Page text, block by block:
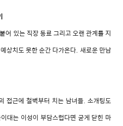
어 있는 직장 동료 그리고 오랜 관계를 지
상치도 못한 순간 다가온다. 새로운 만남
접근에 철벽부터 치는 남녀들. 소개팅도
대는 이성이 부담스럽다면 굳게 닫힌 마